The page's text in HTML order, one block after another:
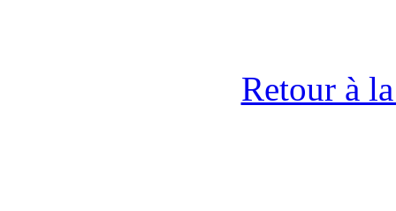
Retour à